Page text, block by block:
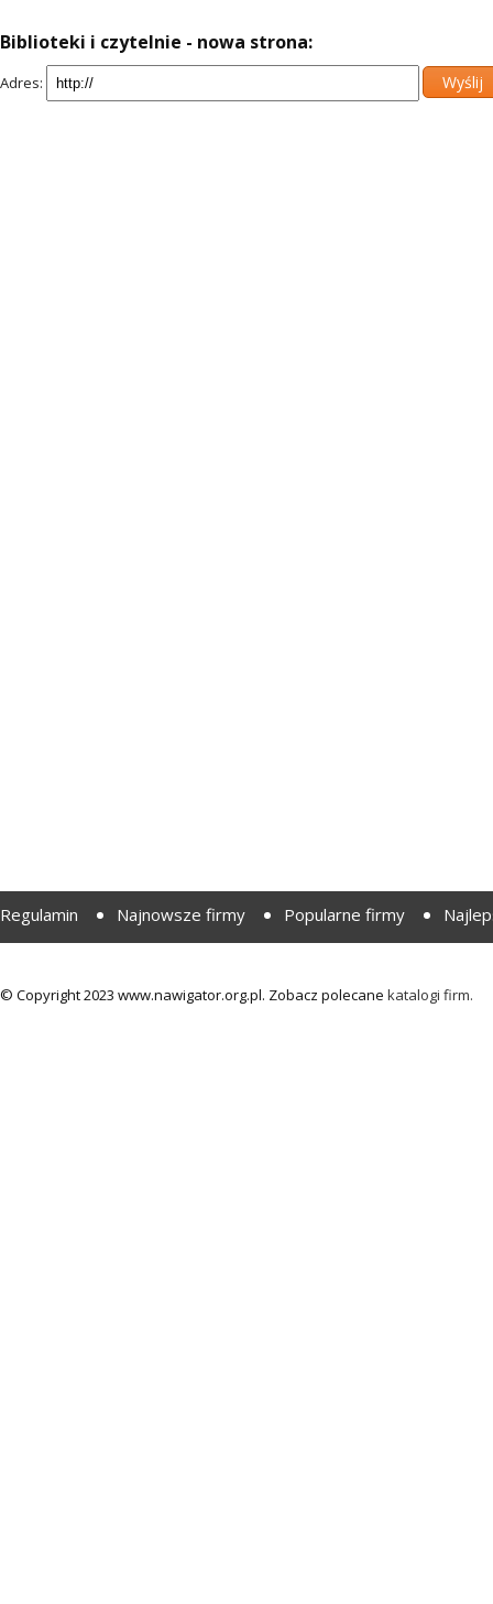
Biblioteki i czytelnie - nowa strona:
Adres:
Regulamin Najnowsze firmy Popularne firmy
© Copyright 2023 www.nawigator.org.pl. Zobacz polecane katalogi firm.